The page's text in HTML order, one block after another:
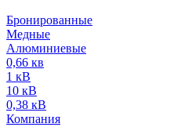
Бронированные
Медные
Алюминиевые
0,66 кв
1 кВ
10 кВ
0,38 кВ
Компания